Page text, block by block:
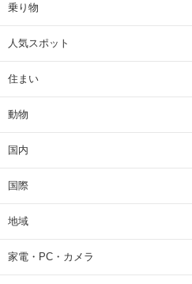
乗り物
人気スポット
住まい
動物
国内
国際
地域
家電・PC・カメラ